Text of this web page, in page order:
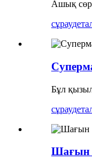
Ашық
сұрау
Бұл
сұрау
Шағын